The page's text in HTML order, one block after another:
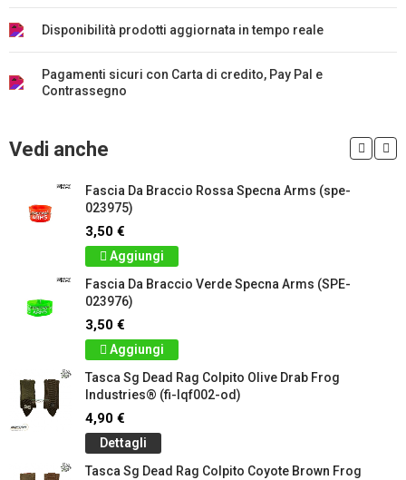
Disponibilità prodotti aggiornata in tempo reale
Pagamenti sicuri con Carta di credito, Pay Pal e
Contrassegno
Vedi anche
Fascia Da Braccio Rossa Specna Arms (spe-
023975)
3,50 €
Aggiungi
Fascia Da Braccio Verde Specna Arms (SPE-
023976)
3,50 €
Aggiungi
Tasca Sg Dead Rag Colpito Olive Drab Frog
Industries® (fi-lqf002-od)
4,90 €
Dettagli
Tasca Sg Dead Rag Colpito Coyote Brown Frog